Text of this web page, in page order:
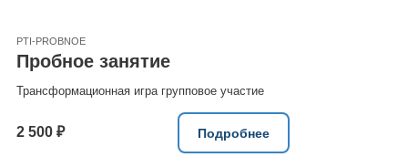
PTI-PROBNOE
Пробное занятие
Трансформационная игра групповое участие
2 500 ₽ Подробнее